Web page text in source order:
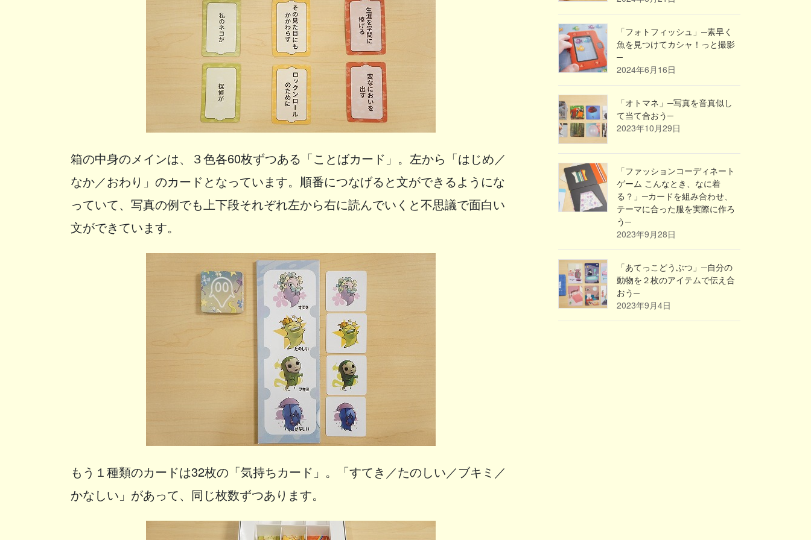
箱の中身のメインは、３色各60枚ずつある「ことばカード」。左から「はじめ／
なか／おわり」のカードとなっています。順番につなげると文ができるようにな
っていて、写真の例でも上下段それぞれ左から右に読んでいくと不思議で面白い
文ができています。
もう１種類のカードは32枚の「気持ちカード」。「すてき／たのしい／ブキミ／
かなしい」があって、同じ枚数ずつあります。
「フォトフィッシュ」─素早く
魚を見つけてカシャ！っと撮影
─
2024年6月16日
「オトマネ」─写真を音真似し
て当て合おう─
2023年10月29日
「ファッションコーディネート
ゲーム こんなとき、なに着
る？」─カードを組み合わせ、
テーマに合った服を実際に作ろ
う─
2023年9月28日
「あてっこどうぶつ」─自分の
動物を２枚のアイテムで伝え合
おう─
2023年9月4日